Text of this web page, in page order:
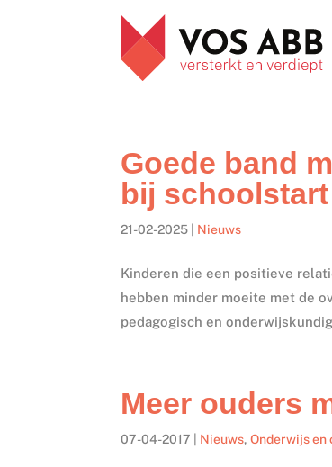
Goede band
bij schoolstart
21-02-2025 Nieuws
Kinderen die een positieve
hebben minder moeite met de
pedagogisch en
Meer ouders
07-04-2017 Nieuws,Onderwijs en